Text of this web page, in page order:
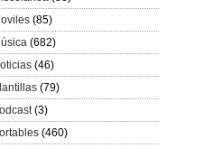
(85)
(682)
(46)
(79)
(3)
(460)